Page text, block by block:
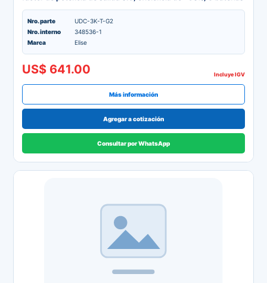
Nro. parte
UDC-3K-T-G2
Nro. interno
348536-1
Marca
Elise
US$ 641.00 Incluye IGV
Más información
Agregar a cotización
Consultar por WhatsApp